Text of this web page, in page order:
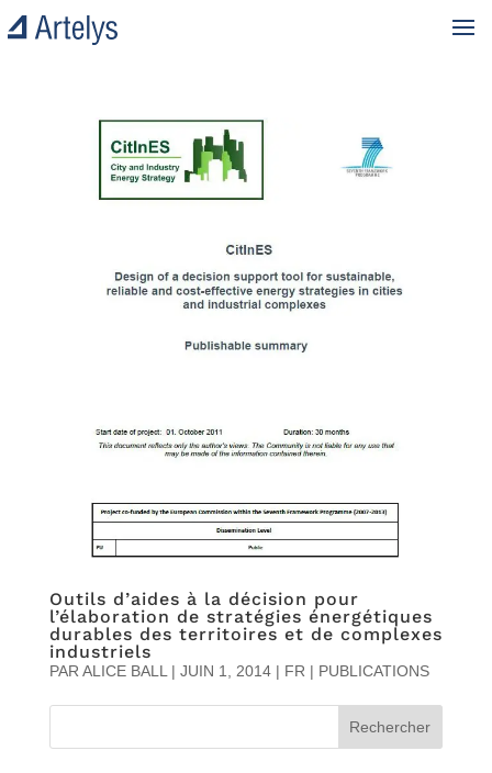
Outils d’aides à la décision pour
l’élaboration de stratégies énergétiques
durables des territoires et de complexes
industriels
PAR ALICE BALL | JUIN 1, 2014| FR | PUBLICATIONS